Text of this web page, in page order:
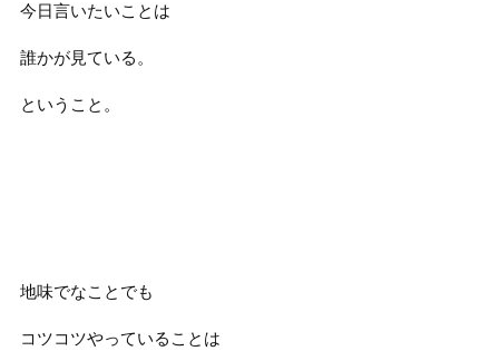
今日言いたいことは
誰かが見ている。
ということ。
地味でなことでも
コツコツやっていることは